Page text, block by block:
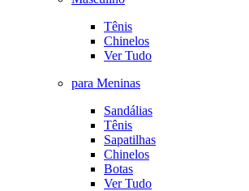
Tênis
Chinelos
Ver Tudo
para Meninas
Sandálias
Tênis
Sapatilhas
Chinelos
Botas
Ver Tudo